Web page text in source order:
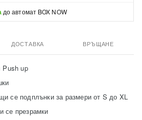
до автомат BOX NOW
ДОСТАВКА ВРЪЩАНЕ
Push up
се подплънки за размери от S до XL
се презрамки